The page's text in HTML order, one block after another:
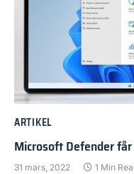
ARTIKEL
Microsoft Defender
31 mars, 2022 1 Min